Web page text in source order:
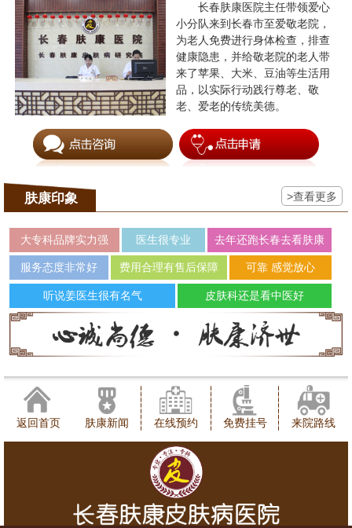
长春肤康医院主任带领爱心
小分队来到长春市至爱敬老院，
为老人免费进行身体检查，排查
健康隐患，并给敬老院的老人带
来了苹果、大米、豆油等生活用
品，以实际行动践行尊老、敬
老、爱老的传统美德。
肤康印象 >查看更多
大专科品牌实力强 医生很专业 去年还跑长春去看肤康
服务态度非常好 费用合理有售后保障 可靠 感觉放心
听说姜医生很有名气 皮肤科还是看中医好
返回首页 肤康新闻 在线预约 免费挂号 来院路线